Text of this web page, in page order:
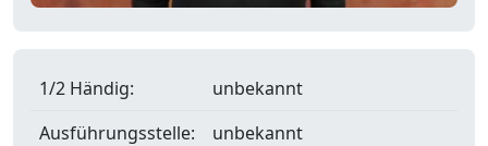
1/2 Händig:
unbekannt
Ausführungsstelle:
unbekannt